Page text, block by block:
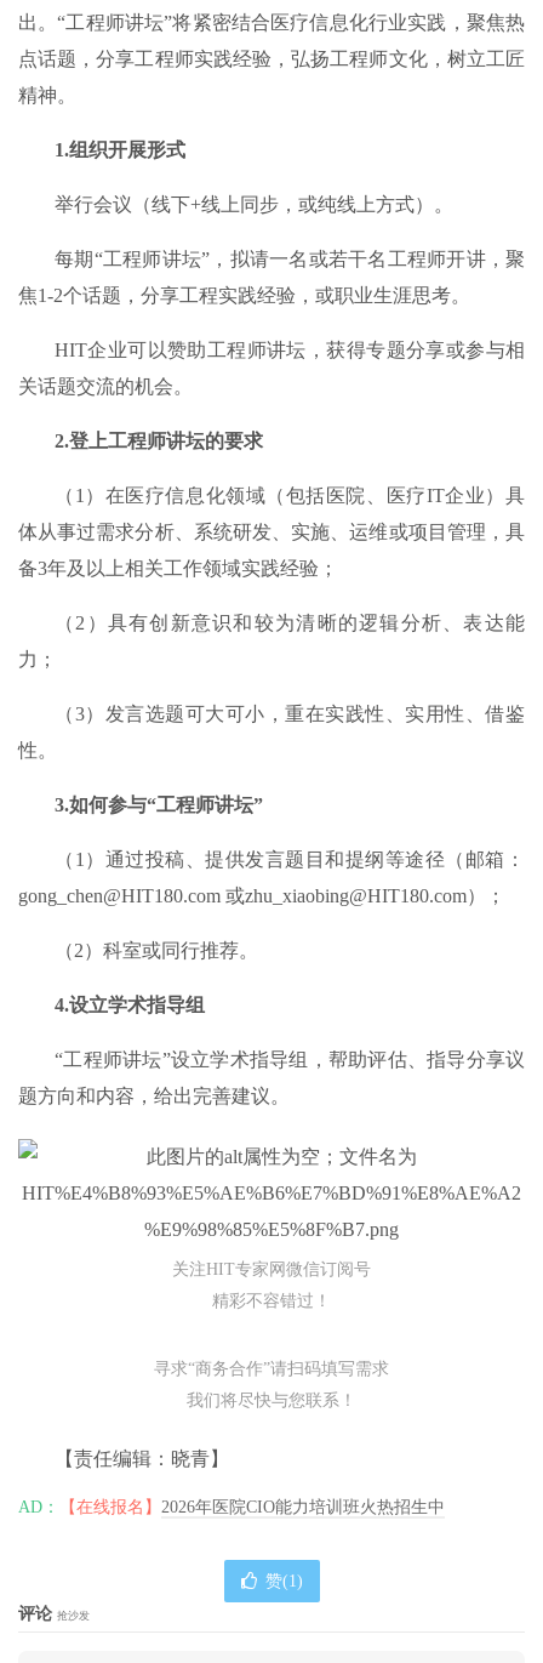
出。“工程师讲坛”将紧密结合医疗信息化行业实践，聚焦热
点话题，分享工程师实践经验，弘扬工程师文化，树立工匠
精神。
1.组织开展形式
举行会议（线下+线上同步，或纯线上方式）。
每期“工程师讲坛”，拟请一名或若干名工程师开讲，聚
焦1-2个话题，分享工程实践经验，或职业生涯思考。
HIT企业可以赞助工程师讲坛，获得专题分享或参与相
关话题交流的机会。
2.登上工程师讲坛的要求
（1）在医疗信息化领域（包括医院、医疗IT企业）具
体从事过需求分析、系统研发、实施、运维或项目管理，具
备3年及以上相关工作领域实践经验；
（2）具有创新意识和较为清晰的逻辑分析、表达能
力；
（3）发言选题可大可小，重在实践性、实用性、借鉴
性。
3.如何参与“工程师讲坛”
（1）通过投稿、提供发言题目和提纲等途径（邮箱：
gong_chen@HIT180.com 或zhu_xiaobing@HIT180.com）；
（2）科室或同行推荐。
4.设立学术指导组
“工程师讲坛”设立学术指导组，帮助评估、指导分享议
题方向和内容，给出完善建议。
关注HIT专家网微信订阅号
精彩不容错过！
寻求“商务合作”请扫码填写需求
我们将尽快与您联系！
【责任编辑：晓青】
AD： 【在线报名】 2026年医院CIO能力培训班火热招生中
赞(1)
评论 抢沙发